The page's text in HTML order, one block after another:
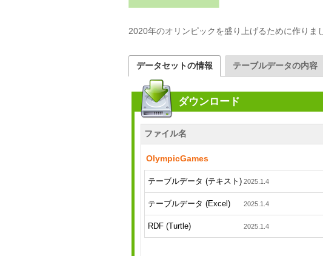
2020年のオリンピックを盛り上げるために作りま
データセットの情報 テーブルデータの内容
ダウンロード
ファイル名
OlympicGames
テーブルデータ (テキスト) 2025.1.4
テーブルデータ (Excel) 2025.1.4
RDF (Turtle) 2025.1.4